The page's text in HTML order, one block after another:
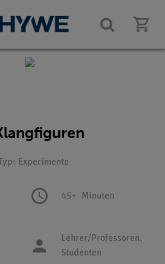
Experimente
45+ Minuten
Lehrer/Professoren,
Studenten